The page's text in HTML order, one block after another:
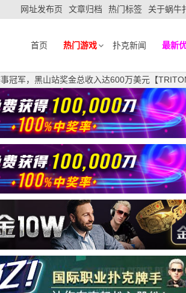
网址发布页 文章归档 热门标签 关于蜗牛
首页 热门游戏 扑克新闻 最新
冠军，黑山站奖金总收入达600万美元【